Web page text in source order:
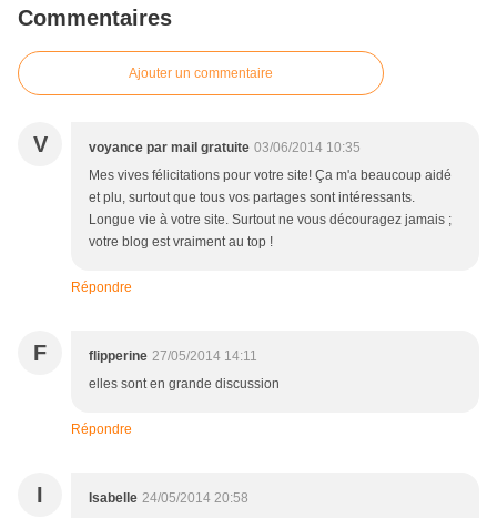
Commentaires
Ajouter un commentaire
V voyance par mail gratuite 03/06/2014 10:35
Mes vives félicitations pour votre site! Ça m'a beaucoup aidé
et plu, surtout que tous vos partages sont intéressants.
Longue vie à votre site. Surtout ne vous découragez jamais ;
votre blog est vraiment au top !
Répondre
F flipperine 27/05/2014 14:11
elles sont en grande discussion
Répondre
I Isabelle 24/05/2014 20:58